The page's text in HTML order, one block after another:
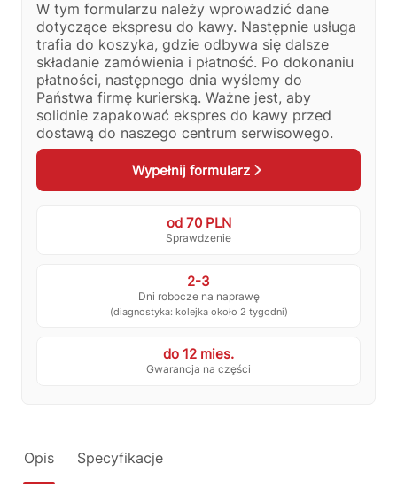
W tym formularzu należy wprowadzić dane
dotyczące ekspresu do kawy. Następnie usługa
trafia do koszyka, gdzie odbywa się dalsze
składanie zamówienia i płatność. Po dokonaniu
płatności, następnego dnia wyślemy do
Państwa firmę kurierską. Ważne jest, aby
solidnie zapakować ekspres do kawy przed
dostawą do naszego centrum serwisowego.
Wypełnij formularz
od 70 PLN
Sprawdzenie
2-3
Dni robocze na naprawę
(diagnostyka: kolejka około 2 tygodni)
do 12 mies.
Gwarancja na części
Opis Specyfikacje
Justyna — konsultant AI
AGD Group • eksperci od ekspresów
☕
Cześć! Jestem Justyna
zamienne lub złożenie zamówienia.
Jak kupić w sklepie? 🧴Odkamienianie
Reklamacja naprawy